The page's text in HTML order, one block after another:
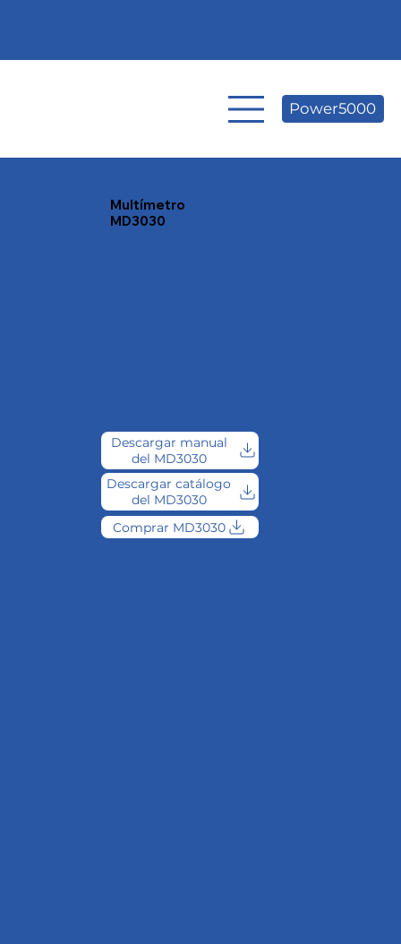
Power5000
Descargar manual
del MD3030
Descargar catálogo
del MD3030
Comprar MD3030
Multímetro
MD3030